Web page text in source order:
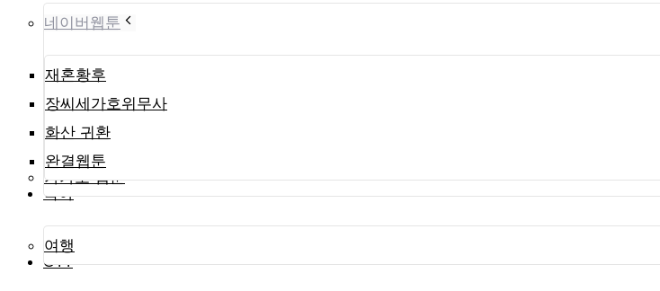
네이버웹툰
재혼황후
장씨세가호위무사
화산 귀환
완결웹툰
카카오 웹툰
육아
여행
OTT